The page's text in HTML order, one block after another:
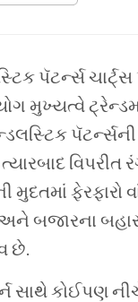
પૅટર્ન્સચાર્ટ્સ
મુખ્યત્વે
પૅટર્ન્સની
ત્યારબાદ વિપરીત
મુદતમાં ફેરફારો
બજારના
છે.
સાથેકોઈપણ